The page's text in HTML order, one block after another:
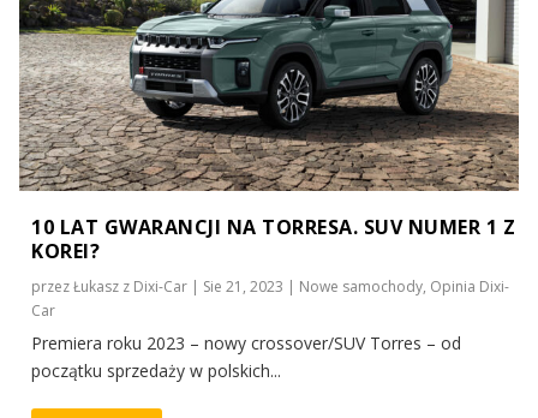
10 LAT GWARANCJI NA TORRESA. SUV NUMER 1 Z
KOREI?
przezŁukasz z Dixi-Car | Sie 21, 2023 | Nowe samochody, Opinia Dixi-
Car
Premiera roku 2023 – nowy crossover/SUV Torres – od
początku sprzedaży w polskich...